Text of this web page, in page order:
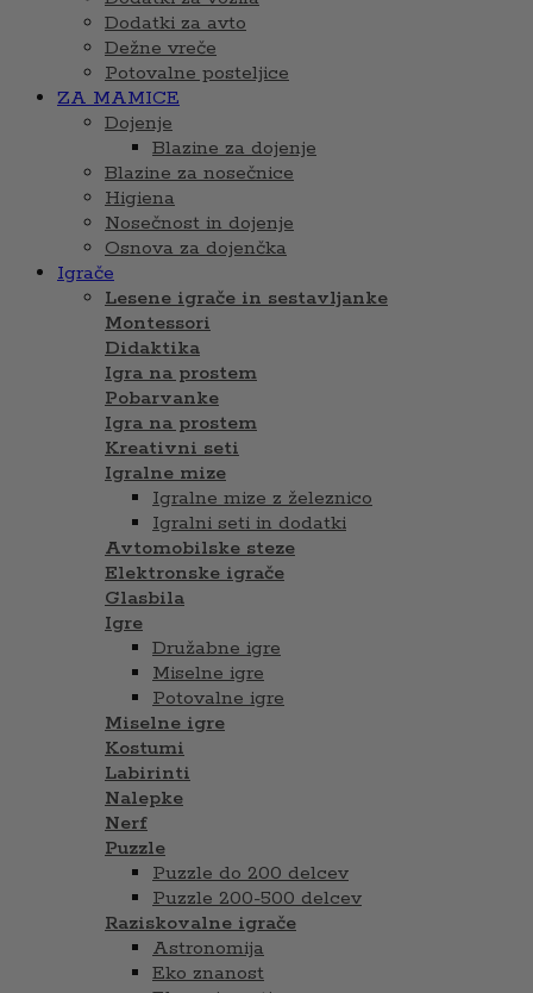
Dodatki za avto
Dežne vreče
Potovalne posteljice
ZA MAMICE
Dojenje
Blazine za dojenje
Blazine za nosečnice
Higiena
Nosečnost in dojenje
Osnova za dojenčka
Igrače
Lesene igrače in sestavljanke
Montessori
Didaktika
Igra na prostem
Pobarvanke
Igra na prostem
Kreativni seti
Igralne mize
Igralne mize z železnico
Igralni seti in dodatki
Avtomobilske steze
Elektronske igrače
Glasbila
Igre
Družabne igre
Miselne igre
Potovalne igre
Miselne igre
Kostumi
Labirinti
Nalepke
Nerf
Puzzle
Puzzle do 200 delcev
Puzzle 200-500 delcev
Raziskovalne igrače
Astronomija
Eko znanost